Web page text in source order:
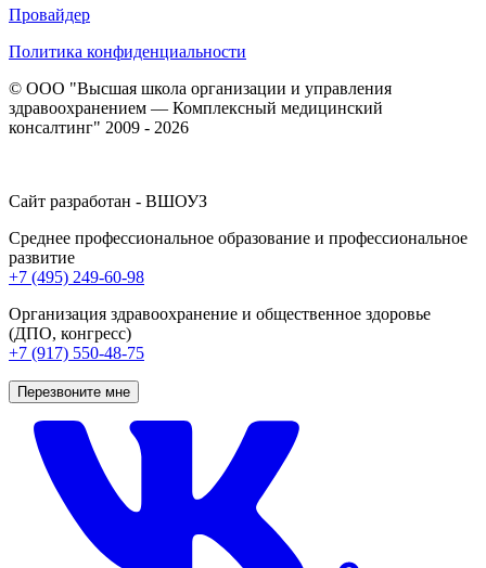
Провайдер
Политика конфиденциальности
© ООО "Высшая школа организации и управления
здравоохранением — Комплексный медицинский
консалтинг" 2009 - 2026
Сайт разработан - ВШОУЗ
Среднее профессиональное образование и профессиональное
развитие
+7 (495) 249-60-98
Организация здравоохранение и общественное здоровье
(ДПО, конгресс)
+7 (917) 550-48-75
Перезвоните мне